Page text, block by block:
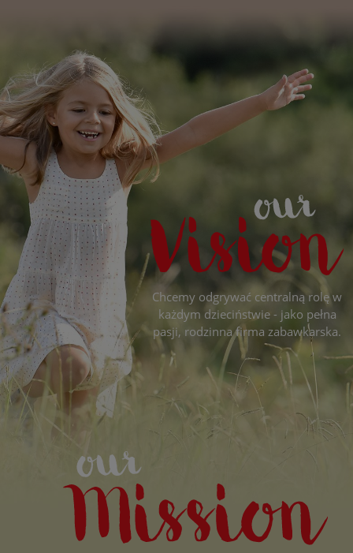
Chcemy odgrywać centralną rolę w
każdym dzieciństwie - jako pełna
pasji, rodzinna firma zabawkarska.